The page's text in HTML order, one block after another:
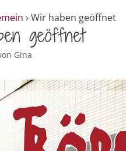
› Wir haben geöffnet
geöffnet
Gina